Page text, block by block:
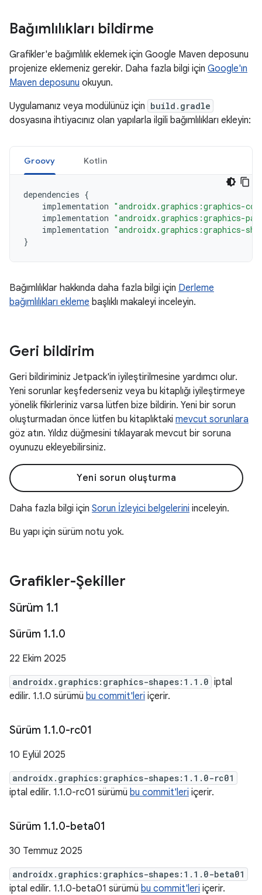
Bağımlılıkları bildirme
Grafikler'e bağımlılık eklemek için Google Maven deposunu
projenize eklemeniz gerekir. Daha fazla bilgi için Google'ın
Maven deposunu okuyun.
Uygulamanız veya modülünüz için build.gradle
dosyasına ihtiyacınız olan yapılarla ilgili bağımlılıkları ekleyin:
Groovy Kotlin
dependencies {
implementation "androidx.graphics:graphics-
implementation "androidx.graphics:graphics-
implementation "androidx.graphics:graphics-
}
Bağımlılıklar hakkında daha fazla bilgi için Derleme
bağımlılıkları ekleme başlıklı makaleyi inceleyin.
Geri bildirim
Geri bildiriminiz Jetpack'in iyileştirilmesine yardımcı olur.
Yeni sorunlar keşfederseniz veya bu kitaplığı iyileştirmeye
yönelik fikirleriniz varsa lütfen bize bildirin. Yeni bir sorun
oluşturmadan önce lütfen bu kitaplıktaki mevcut sorunlara
göz atın. Yıldız düğmesini tıklayarak mevcut bir soruna
oyunuzu ekleyebilirsiniz.
Yeni sorun oluşturma
Daha fazla bilgi için Sorun İzleyici belgelerini inceleyin.
Bu yapı için sürüm notu yok.
Grafikler-Şekiller
Sürüm 1.1
Sürüm 1.1.0
22 Ekim 2025
androidx.graphics:graphics-shapes:1.1.0 iptal
edilir. 1.1.0 sürümü bu commit'leri içerir.
Sürüm 1.1.0-rc01
10 Eylül 2025
androidx.graphics:graphics-shapes:1.1.0-rc01
iptal edilir. 1.1.0-rc01 sürümü bu commit'leri içerir.
Sürüm 1.1.0-beta01
30 Temmuz 2025
androidx.graphics:graphics-shapes:1.1.0-beta01
iptal edilir. 1.1.0-beta01 sürümü bu commit'leri içerir.